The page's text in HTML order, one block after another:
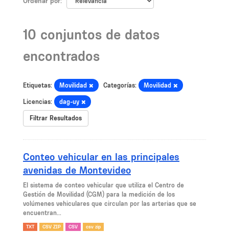
10 conjuntos de datos
encontrados
Etiquetas: Movilidad Categorías: Movilidad
Licencias: dag-uy
Filtrar Resultados
Conteo vehicular en las principales
avenidas de Montevideo
El sistema de conteo vehicular que utiliza el Centro de
Gestión de Movilidad (CGM) para la medición de los
volúmenes vehiculares que circulan por las arterias que se
encuentran...
TXT CSV ZIP CSV csv zip